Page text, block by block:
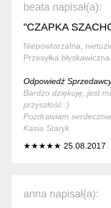
beata napisał(a):
"CZAPKA
Niepowtarzalna,
Przesyłka
Odpowiedź
Bardzo dziękuję, jest
przyszłość :)
Pozdrawiam serdecznie.
Kasia Staryk
★★★★★ 25.08.2017
anna napisał(a):